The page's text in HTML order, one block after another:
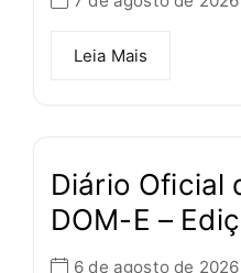
Leia Mais
Diário Oficial
DOM-E –
6 de agosto de 2026